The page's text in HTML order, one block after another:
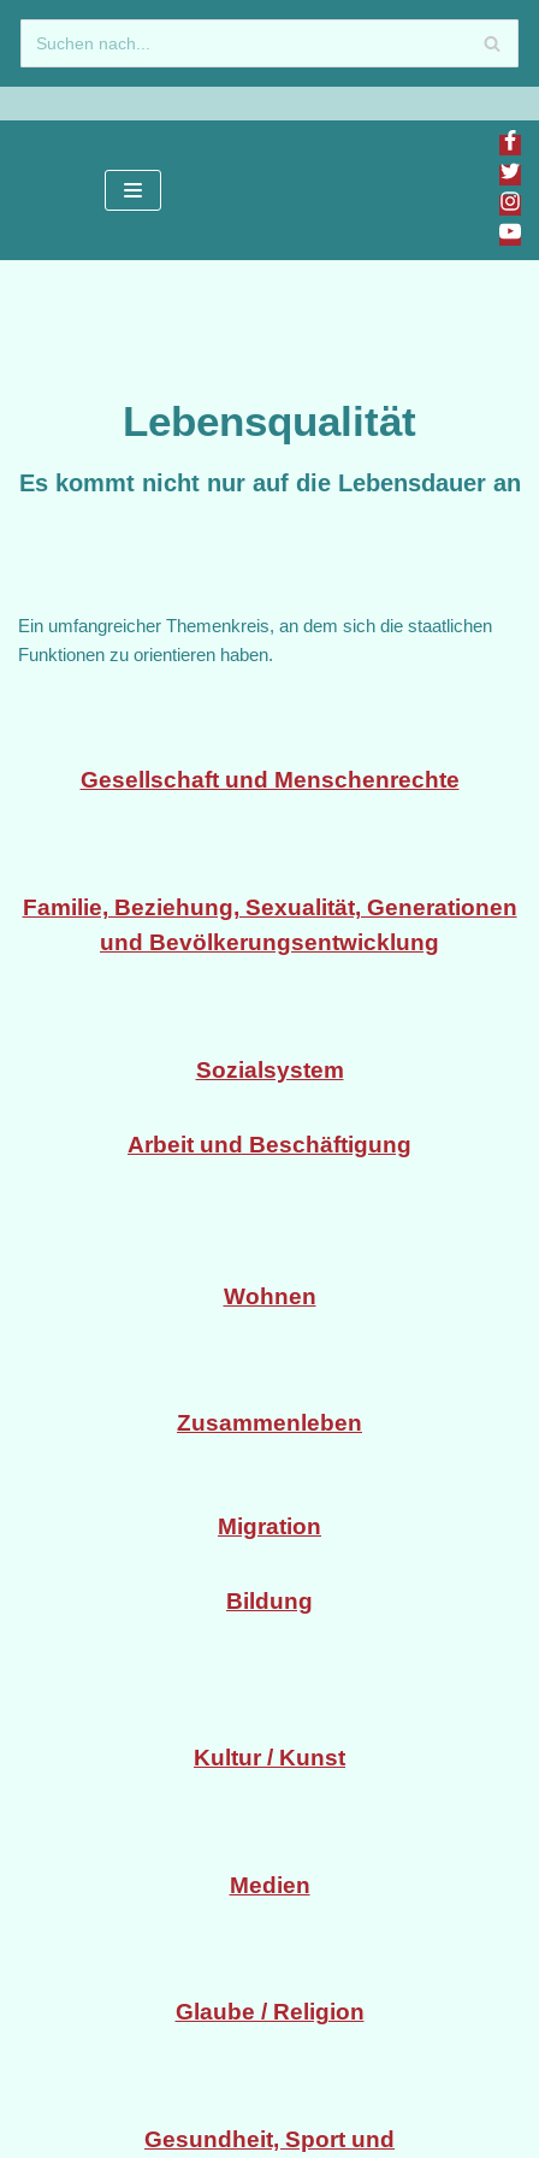
Zum
Inhalt
springen
Lebensqualität
Es kommt nicht nur auf die Lebensdauer an
Ein umfangreicher Themenkreis, an dem sich die staatlichen
Funktionen zu orientieren haben.
Gesellschaft und Menschenrechte
Familie, Beziehung, Sexualität, Generationen
und Bevölkerungsentwicklung
Sozialsystem
Arbeit und Beschäftigung
Wohnen
Zusammenleben
Migration
Bildung
Kultur / Kunst
Medien
Glaube / Religion
Gesundheit, Sport und